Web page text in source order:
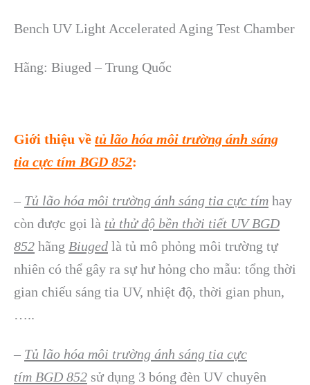
Bench UV Light Accelerated Aging Test Chamber
Hãng: Biuged – Trung Quốc
Giới thiệu về tủ lão hóa môi trường ánh sáng
tia cực tím BGD 852:
– Tủ lão hóa môi trường ánh sáng tia cực tím hay
còn được gọi là tủ thử độ bền thời tiết UV BGD
852 hãng Biuged là tủ mô phỏng môi trường tự
nhiên có thể gây ra sự hư hỏng cho mẫu: tổng thời
gian chiếu sáng tia UV, nhiệt độ, thời gian phun,
…..
– Tủ lão hóa môi trường ánh sáng tia cực
tím BGD 852 sử dụng 3 bóng đèn UV chuyên